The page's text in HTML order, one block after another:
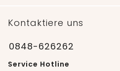
Kontaktiere uns
0848-626262
Service Hotline